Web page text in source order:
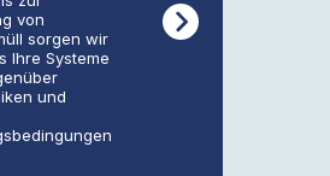
von
sorgen wir
Ihre Systeme
und